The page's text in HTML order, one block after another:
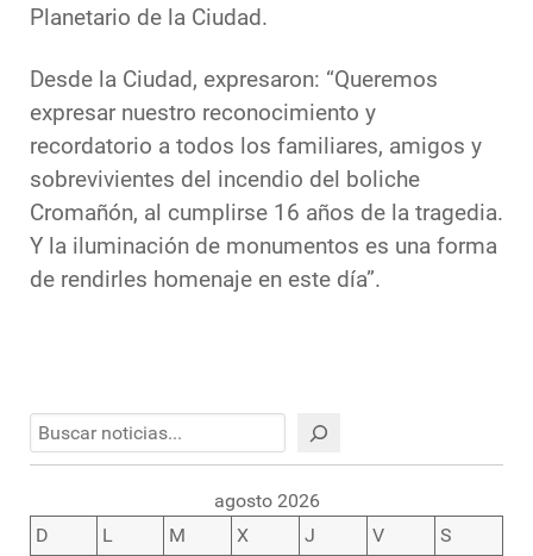
Planetario de la Ciudad.
Desde la Ciudad, expresaron: “Queremos
expresar nuestro reconocimiento y
recordatorio a todos los familiares, amigos y
sobrevivientes del incendio del boliche
Cromañón, al cumplirse 16 años de la tragedia.
Y la iluminación de monumentos es una forma
de rendirles homenaje en este día”.
Buscar
agosto 2026
D
L M X J V
S